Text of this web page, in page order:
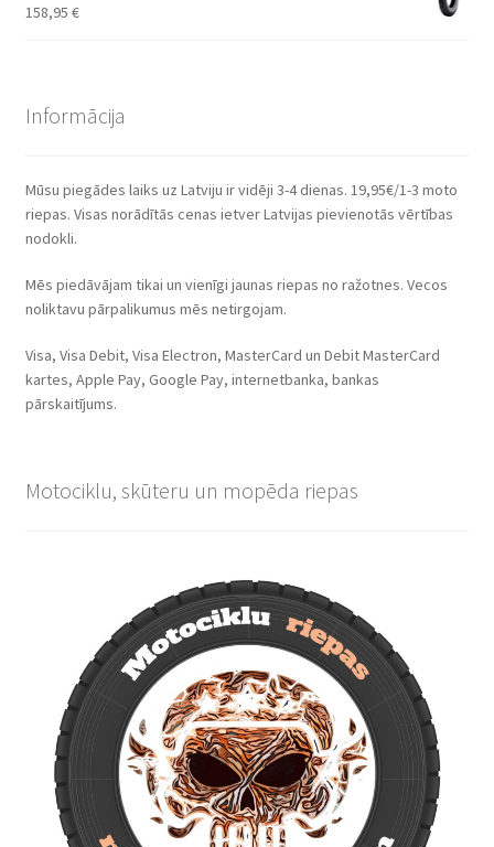
158,95 €
Informācija
Mūsu piegādes laiks uz Latviju ir vidēji 3-4 dienas. 19,95€/1-3 moto
riepas. Visas norādītās cenas ietver Latvijas pievienotās vērtības
nodokli.
Mēs piedāvājam tikai un vienīgi jaunas riepas no ražotnes. Vecos
noliktavu pārpalikumus mēs netirgojam.
Visa, Visa Debit, Visa Electron, MasterCard un Debit MasterCard
kartes, Apple Pay, Google Pay, internetbanka, bankas
pārskaitījums.
Motociklu, skūteru un mopēda riepas